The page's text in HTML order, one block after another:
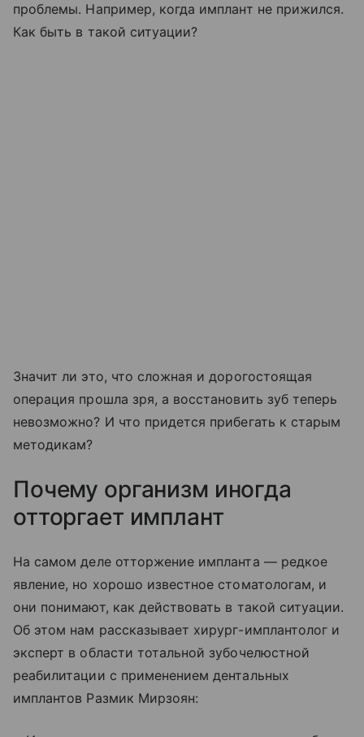
проблемы. Например, когда имплант не прижился.
Как быть в такой ситуации?
Значит ли это, что сложная и дорогостоящая
операция прошла зря, а восстановить зуб теперь
невозможно? И что придется прибегать к старым
методикам?
Почему организм иногда
отторгает имплант
На самом деле отторжение импланта — редкое
явление, но хорошо известное стоматологам, и
они понимают, как действовать в такой ситуации.
Об этом нам рассказывает хирург-имплантолог и
эксперт в области тотальной зубочелюстной
реабилитации с применением дентальных
имплантов Размик Мирзоян: